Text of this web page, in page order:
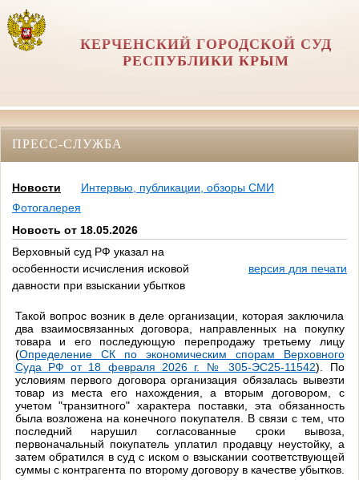
КЕРЧЕНСКИЙ ГОРОДСКОЙ СУД
РЕСПУБЛИКИ КРЫМ
ПРЕСС-СЛУЖБА
Новости
Интервью, публикации, обзоры СМИ
Фотогалерея
Новость от 18.05.2026
Верховный суд РФ указал на
особенности исчисления исковой
давности при взыскании убытков
версия для печати
Такой вопрос возник в деле организации, которая заключила
два взаимосвязанных договора, направленных на покупку
товара и его последующую перепродажу третьему лицу
(Определение СК по экономическим спорам Верховного
Суда РФ от 18 февраля 2026 г. № 305-ЭС25-11542). По
условиям первого договора организация обязалась вывезти
товар из места его нахождения, а вторым договором, с
учетом "транзитного" характера поставки, эта обязанность
была возложена на конечного покупателя. В связи с тем, что
последний нарушил согласованные сроки вывоза,
первоначальный покупатель уплатил продавцу неустойку, а
затем обратился в суд с иском о взыскании соответствующей
суммы с контрагента по второму договору в качестве убытков.